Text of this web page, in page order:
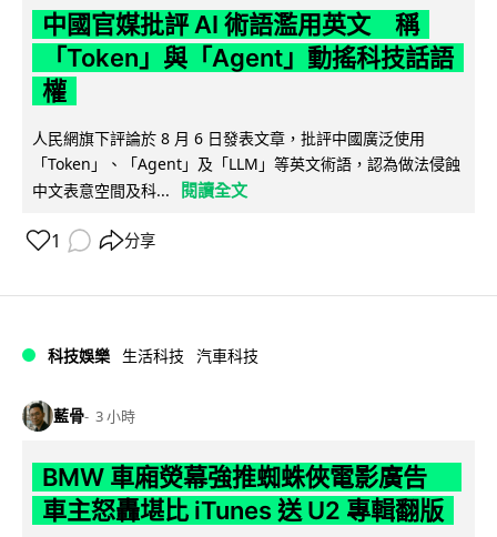
中國官媒批評 AI 術語濫用英文 稱
「Token」與「Agent」動搖科技話語
權
人民網旗下評論於 8 月 6 日發表文章，批評中國廣泛使用
「Token」、「Agent」及「LLM」等英文術語，認為做法侵蝕
中文表意空間及科...
閱讀全文
1 分享
科技娛樂 生活科技 汽車科技
藍骨 3 小時
BMW 車廂熒幕強推蜘蛛俠電影廣告
車主怒轟堪比 iTunes 送 U2 專輯翻版